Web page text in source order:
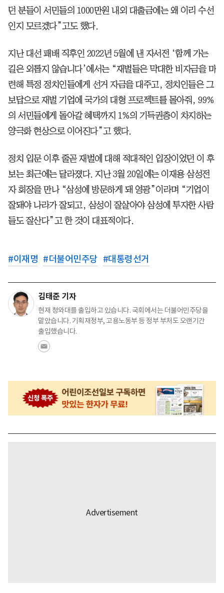
던 분들이 서민들의 1000만원 내외 대출금에는 왜 이리 수선
인지 모르겠다”고도 했다.
지난 대선 패배 직후인 2022년 5월에 낸 자서전 ‘함께 가는
길은 외롭지 않습니다’에서는 “재벌들은 막대한 비자금을 마
련해 특정 정치인들에게 선거 자금을 대주고, 정치인들은 그
보답으로 재벌 기업에 국가의 대형 프로젝트를 몰아줘, 99%
의 서민들에게 돌아갈 혜택까지 1%의 기득권층이 차지하는
양극화 현상으로 이어진다”고 했다.
정치 입문 이후 줄곧 재벌에 대해 적대적인 입장이었던 이 후
보는 최근에는 달라졌다. 지난 3월 20일에는 이재용 삼성전
자 회장을 만나 “삼성에 방문하게 돼 영광”이라며 “기업이
잘돼야 나라가 잘되고, 삼성이 잘살아야 삼성에 투자한 사람
들도 잘산다”고 한 것이 대표적이다.
#이재명 #더불어민주당 #대통령선거
김태준 기자
현재 청와대를 출입하고 있습니다. 국회에서는 더불어민주당을
맡았습니다. 기획재정부, 고용노동부 등 정부 부처도 오랜기간
출입했습니다.